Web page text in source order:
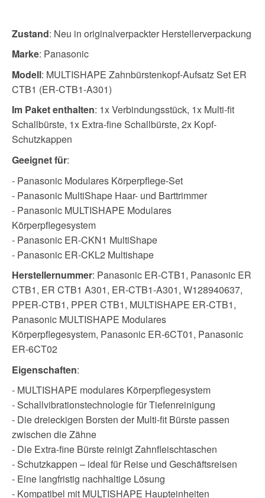
Zustand: Neu in originalverpackter Herstellerverpackung
Marke: Panasonic
Modell: MULTISHAPE Zahnbürstenkopf-Aufsatz Set ER
CTB1 (ER-CTB1-A301)
Im Paket enthalten: 1x Verbindungsstück, 1x Multi-fit
Schallbürste, 1x Extra-fine Schallbürste, 2x Kopf-
Schutzkappen
Geeignet für:
- Panasonic Modulares Körperpflege-Set
- Panasonic MultiShape Haar- und Barttrimmer
- Panasonic MULTISHAPE Modulares
Körperpflegesystem
- Panasonic ER-CKN1 MultiShape
- Panasonic ER-CKL2 Multishape
Herstellernummer: Panasonic ER-CTB1, Panasonic ER
CTB1, ER CTB1 A301, ER-CTB1-A301, W128940637,
PPER-CTB1, PPER CTB1, MULTISHAPE ER-CTB1,
Panasonic MULTISHAPE Modulares
Körperpflegesystem, Panasonic ER‑6CT01, Panasonic
ER‑6CT02
Eigenschaften:
- MULTISHAPE modulares Körperpflegesystem
- Schallvibrationstechnologie für Tiefenreinigung
- Die dreieckigen Borsten der Multi-fit Bürste passen
zwischen die Zähne
- Die Extra-fine Bürste reinigt Zahnfleischtaschen
- Schutzkappen – ideal für Reise und Geschäftsreisen
- Eine langfristig nachhaltige Lösung
- Kompatibel mit MULTISHAPE Haupteinheiten